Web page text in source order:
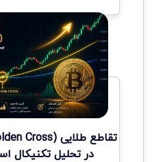
در تحلیل تکنیکال